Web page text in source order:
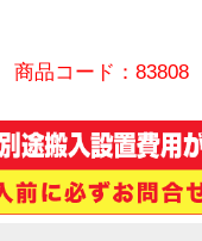
商品コード：83808